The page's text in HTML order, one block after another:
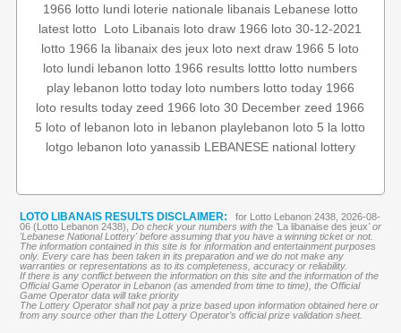
1966 lotto lundi loterie nationale libanais Lebanese lotto
latest lotto Loto Libanais loto draw 1966 loto 30-12-2021
lotto 1966 la libanaix des jeux loto next draw 1966 5 loto
loto lundi lebanon lotto 1966 results lottto lotto numbers
play lebanon lotto today loto numbers lotto today 1966
loto results today zeed 1966 loto 30 December zeed 1966
5 loto of lebanon loto in lebanon playlebanon loto 5 la lotto
lotgo lebanon loto yanassib LEBANESE national lottery
LOTO LIBANAIS RESULTS DISCLAIMER:
for Lotto Lebanon 2438, 2026-08-
06 (Lotto Lebanon 2438), Do check your numbers with the 'La libanaise des jeux' or
'Lebanese National Lottery' before assuming that you have a winning ticket or not.
The information contained in this site is for information and entertainment purposes
only. Every care has been taken in its preparation and we do not make any
warranties or representations as to its completeness, accuracy or reliability.
If there is any conflict between the information on this site and the information of the
Official Game Operator in Lebanon (as amended from time to time), the Official
Game Operator data will take priority
The Lottery Operator shall not pay a prize based upon information obtained here or
from any source other than the Lottery Operator’s official prize validation sheet.